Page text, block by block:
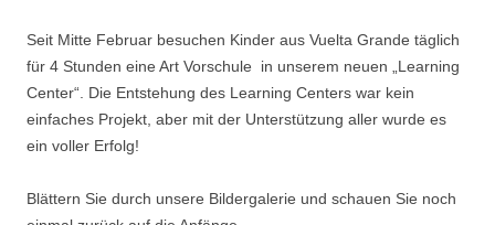
Seit Mitte Februar besuchen Kinder aus Vuelta Grande täglich
für 4 Stunden eine Art Vorschule in unserem neuen „Learning
Center“. Die Entstehung des Learning Centers war kein
einfaches Projekt, aber mit der Unterstützung aller wurde es
ein voller Erfolg!
Blättern Sie durch unsere Bildergalerie und schauen Sie noch